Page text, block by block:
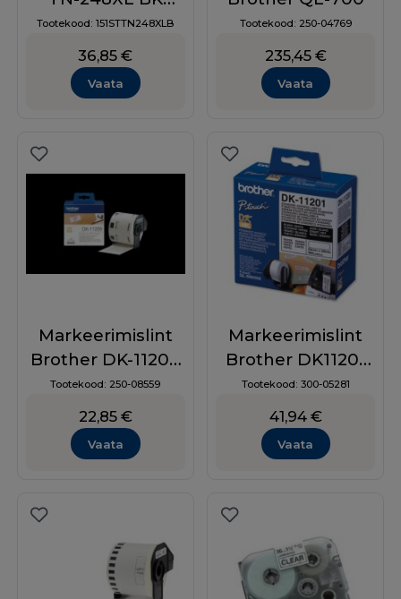
3000p.
COMPATIBLE
Tootekood: 151STTN248XLB
36,85€
Vaata
Tootekood: 250-04769
235,45 €
Vaata
Markeerimislint
Brother DK-11209
– must valgel, 29
mm x 62 mm
Tootekood: 250-08559
22,85 €
Vaata
Markeerimislint
Brother DK11201
Address Labels,
29 x 90mm, 400tk
Tootekood: 300-05281
41,94 €
Vaata